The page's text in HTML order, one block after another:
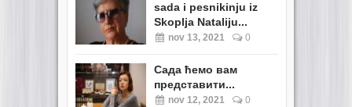
sada i pesnikinju iz
Skoplja Nataliju...
nov 13, 2021 0
Сада ћемо вам
представити...
nov 12, 2021 0